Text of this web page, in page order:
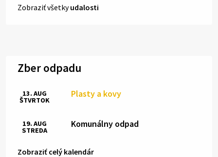
Zobraziť všetkyudalosti
Zber odpadu
Plasty a kovy
13. AUG
ŠTVRTOK
Komunálny odpad
19. AUG
STREDA
Zobraziť celý kalendár